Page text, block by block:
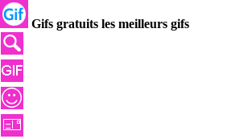
Gifs gratuits les meilleurs gifs